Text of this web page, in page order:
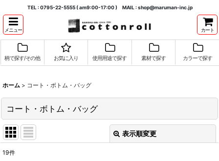
TEL : 0795-22-5555 ( am9:00-17:00 ) MAIL : shop@maruman-inc.jp
メニュー カート
柄で探す/その他 お気に入り 使用用途で探す 素材で探す カラーで探す
ホーム > コート・ボトム・バッグ
コート・ボトム・バッグ
表示順変更
19件